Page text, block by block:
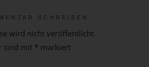
SCHREIBEN
wird nicht veröffentlicht.
sind mit * markiert